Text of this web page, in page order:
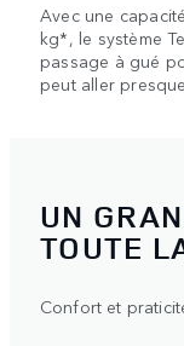
Avec une
kg*, le système
passage à gué
peut aller
UN
TOUTE
Confort et